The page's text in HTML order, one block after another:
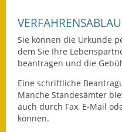
Sie können die Urkunde
dem Sie Ihre
beantragen und die
Eine schriftliche
Manche Standesämter
auch durch Fax, E-Mail
können.